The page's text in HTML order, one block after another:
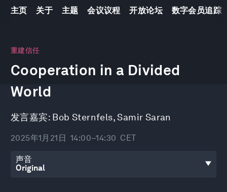
主页 关于 主题 会议议程 开放论坛 数字会员追踪
重建信任
Cooperation in a Divided
World
发言嘉宾: Bob Sternfels,Samir Saran
2025年1月21日 14:00–14:30 CET
声音
seconds
31
minutes,
seconds